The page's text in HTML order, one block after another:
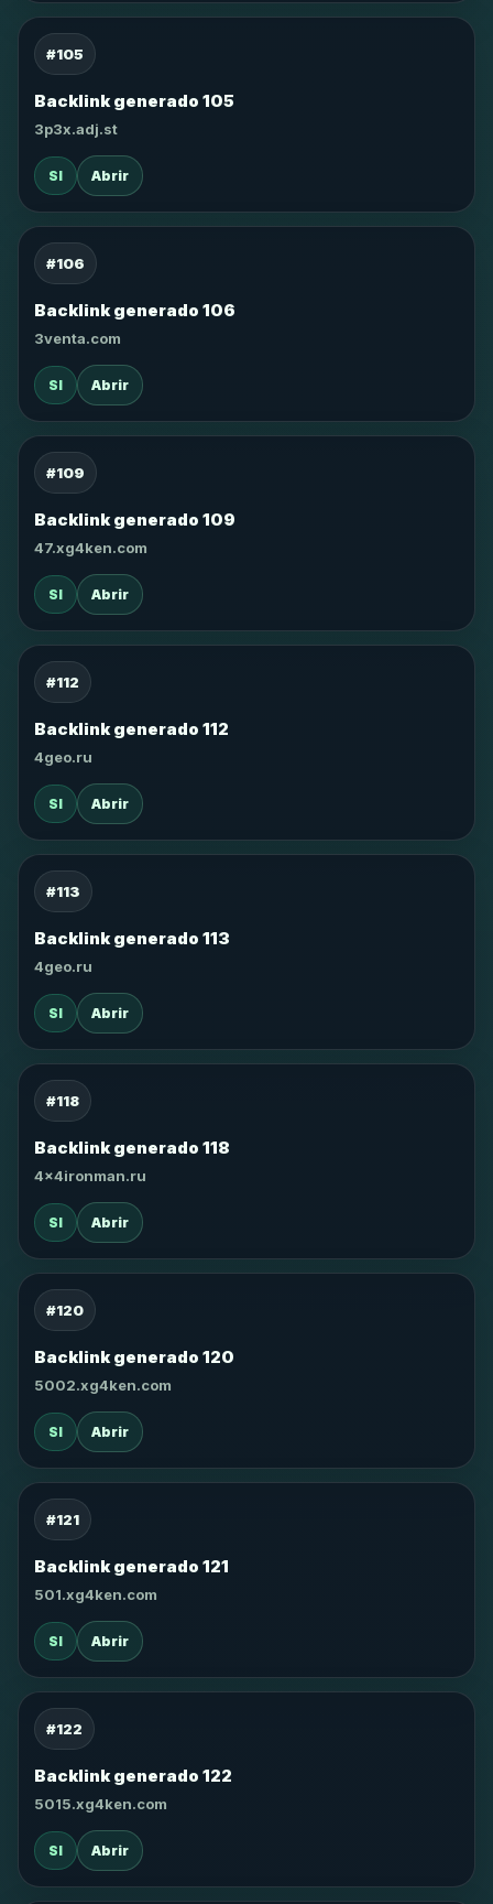
#105
Backlink generado 105
3p3x.adj.st
SI Abrir
#106
Backlink generado 106
3venta.com
SI Abrir
#109
Backlink generado 109
47.xg4ken.com
SI Abrir
#112
Backlink generado 112
4geo.ru
SI Abrir
#113
Backlink generado 113
4geo.ru
SI Abrir
#118
Backlink generado 118
4x4ironman.ru
SI Abrir
#120
Backlink generado 120
5002.xg4ken.com
SI Abrir
#121
Backlink generado 121
501.xg4ken.com
SI Abrir
#122
Backlink generado 122
5015.xg4ken.com
SI Abrir